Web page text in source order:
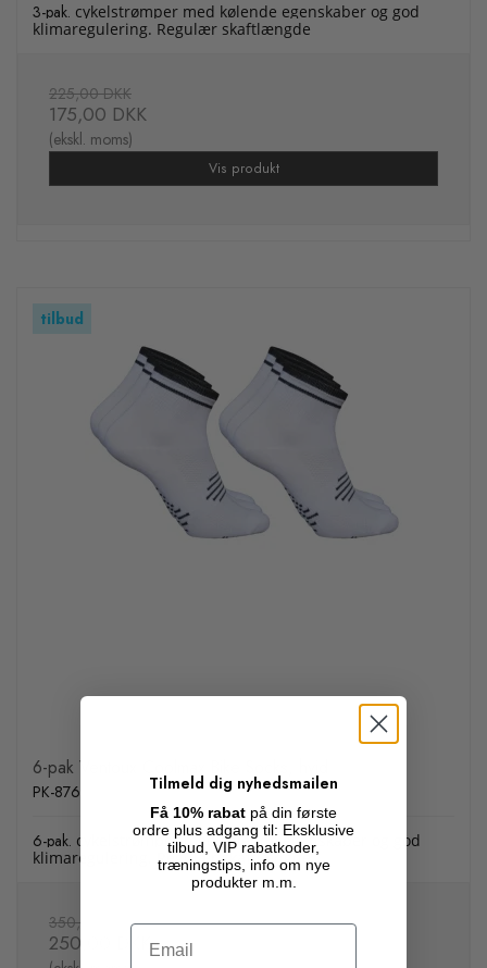
3-pak. cykelstrømper med kølende egenskaber og god
klimaregulering. Regulær skaftlængde
225,00 DKK
175,00 DKK
(ekskl. moms)
Vis produkt
tilbud
6-pak Ventoux Coolmax Bike Socks, hvid
PK-876
6-pak. cykelstrømper med kølende egenskaber og god
klimaregulering. Regulær skaftlængde
350,00 DKK
250,00 DKK
Tilmeld dig nyhedsmailen
Få 10% rabat på din første
ordre plus adgang til: Eksklusive
tilbud, VIP rabatkoder,
træningstips, info om nye
produkter m.m.
Email